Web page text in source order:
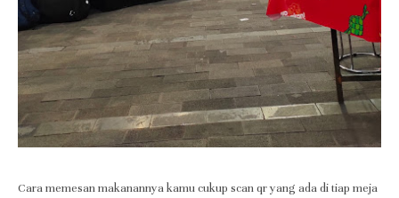
Cara memesan makanannya kamu cukup scan qr yang ada di tiap meja